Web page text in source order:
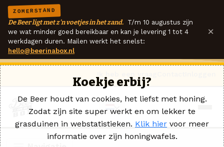
ZOMERSTAND
De Beer ligt met z'n voetjes in het zand. T/m 10 augustus zijn
we wat minder goed bereikbaar en kan je levering 1 tot 4
werkdagen duren. Mailen werkt het snelst:
hello@beerinabox.nl
×
Koekje erbij?
De Beer houdt van cookies, het liefst met honing.
Zodat zijn site super werkt en om lekker te
grasduinen in webstatistieken. Klik hier voor meer
informatie over zijn honingwafels.